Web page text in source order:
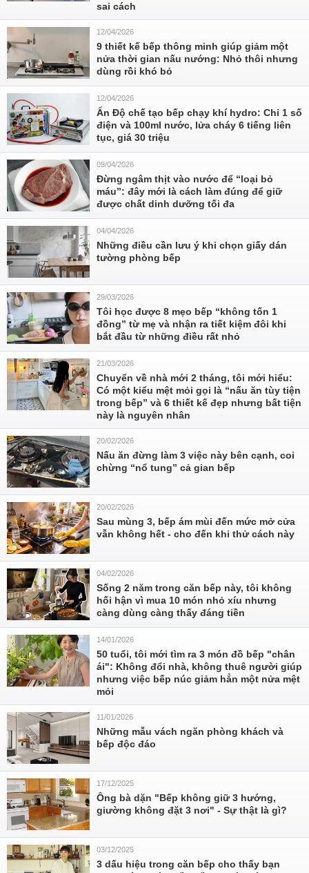
sai cách
12/04/2026
9 thiết kế bếp thông minh giúp giảm một
nửa thời gian nấu nướng: Nhỏ thôi nhưng
dùng rồi khó bỏ
12/04/2026
Ấn Độ chế tạo bếp chạy khí hydro: Chỉ 1 số
điện và 100ml nước, lửa cháy 6 tiếng liên
tục, giá 30 triệu
09/04/2026
Đừng ngâm thịt vào nước để “loại bỏ
máu”: đây mới là cách làm đúng để giữ
được chất dinh dưỡng tối đa
04/04/2026
Những điều cần lưu ý khi chọn giấy dán
tường phòng bếp
29/03/2026
Tôi học được 8 mẹo bếp “không tốn 1
đồng” từ mẹ và nhận ra tiết kiệm đôi khi
bắt đầu từ những điều rất nhỏ
21/03/2026
Chuyển về nhà mới 2 tháng, tôi mới hiểu:
Có một kiểu mệt mỏi gọi là “nấu ăn tùy tiện
trong bếp” và 6 thiết kế đẹp nhưng bất tiện
này là nguyên nhân
20/02/2026
Nấu ăn đừng làm 3 việc này bên cạnh, coi
chừng “nổ tung” cả gian bếp
20/02/2026
Sau mùng 3, bếp ám mùi đến mức mở cửa
vẫn không hết - cho đến khi thử cách này
04/02/2026
Sống 2 năm trong căn bếp này, tôi không
hối hận vì mua 10 món nhỏ xíu nhưng
càng dùng càng thấy đáng tiền
14/01/2026
50 tuổi, tôi mới tìm ra 3 món đồ bếp "chân
ái": Không đổi nhà, không thuê người giúp
nhưng việc bếp núc giảm hẳn một nửa mệt
mỏi
11/01/2026
Những mẫu vách ngăn phòng khách và
bếp độc đáo
17/12/2025
Ông bà dặn "Bếp không giữ 3 hướng,
giường không đặt 3 nơi" - Sự thật là gì?
03/12/2025
3 dấu hiệu trong căn bếp cho thấy bạn